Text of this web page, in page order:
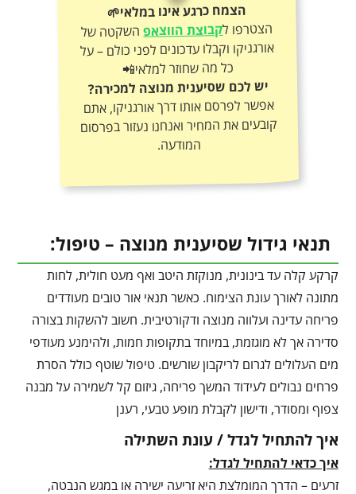
הצמח כרגע אינו במלאי🌱
הצטרפו לקבוצת הווצאפהשקטה של
אורגניקו וקבלו עדכונים לפני כולם – על
כל מה שחוזר למלאי📲
יש לכם שסיענית מנוצה למכירה?
אפשר לפרסם אותו דרך אורגניקו, אתם
קובעים את המחיר ואנחנו נעזור בפרסום
המודעה.
תנאי גידול שסיענית מנוצה – טיפול:
קרקע קלה עד בינונית, מנוקזת היטב ואף מעט חולית, לחות
מתונה לאורך עונת הצימוח. כאשר תנאי אור טובים מעודדים
פריחה עדינה ועלווה מנוצה ודקורטיבית. חשוב להשקות בצורה
סדירה אך לא מוגזמת, במיוחד בתקופות חמות, ולהימנע מעודפי
מים העלולים לגרום לריקבון שורשים. טיפול שוטף כולל הסרת
פרחים נבולים לעידוד המשך פריחה, גיזום קל לשמירה על מבנה
צפוף ומסודר, ודישון לקבלת מופע טבעי, רענן
איך להתחיל לגדל / עונת השתילה
איך כדאי להתחיל לגדל:
זרעים – הדרך המומלצת היא זריעה ישירה או במגש הנבטה,